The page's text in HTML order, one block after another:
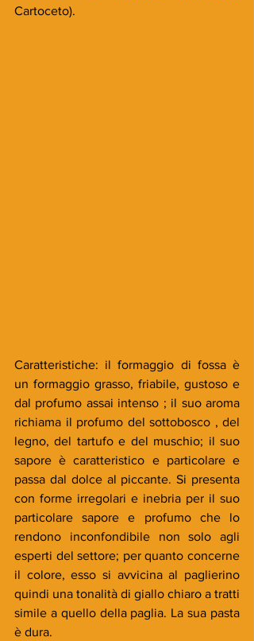
Cartoceto).
Caratteristiche: il formaggio di fossa è
un formaggio grasso, friabile, gustoso e
dal profumo assai intenso ; il suo aroma
richiama il profumo del sottobosco , del
legno, del tartufo e del muschio; il suo
sapore è caratteristico e particolare e
passa dal dolce al piccante. Si presenta
con forme irregolari e inebria per il suo
particolare sapore e profumo che lo
rendono inconfondibile non solo agli
esperti del settore; per quanto concerne
il colore, esso si avvicina al paglierino
quindi una tonalità di giallo chiaro a tratti
simile a quello della paglia. La sua pasta
è dura.